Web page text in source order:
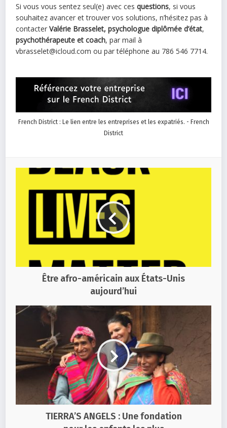
Si vous vous sentez seul(e) avec ces questions, si vous
souhaitez avancer et trouver vos solutions, n’hésitez pas à
contacterValérie Brasselet, psychologue diplômée d’état,
psychothérapeute et coach, par mail à
vbrasselet@icloud.com ou par téléphone au 786 546 7714.
French District : Le lien entre les entreprises et les expatriés. - French
District
Être afro-américain aux États-Unis
aujourd’hui
TIERRA’S ANGELS : Une fondation